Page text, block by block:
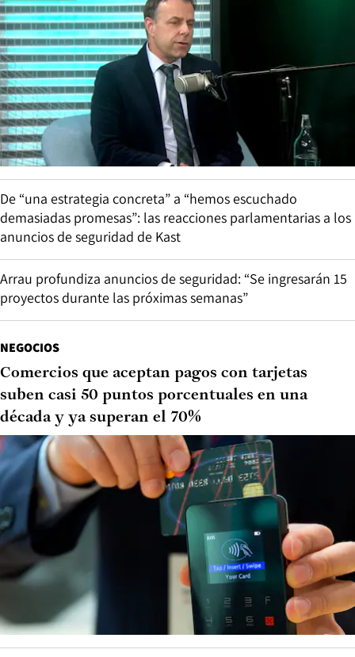
De “una estrategia concreta” a “hemos escuchado
demasiadas promesas”: las reacciones parlamentarias a los
anuncios de seguridad de Kast
Arrau profundiza anuncios de seguridad: “Se ingresarán 15
proyectos durante las próximas semanas”
NEGOCIOS
Comercios que aceptan pagos con tarjetas
suben casi 50 puntos porcentuales en una
década y ya superan el 70%